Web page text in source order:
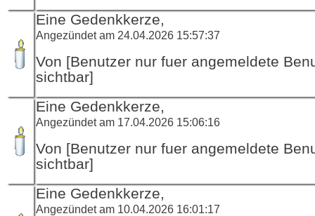
Eine Gedenkkerze,
Angezündet am 24.04.2026 15:57:37
Von [Benutzer nur fuer angemeldete
sichtbar]
Eine Gedenkkerze,
Angezündet am 17.04.2026 15:06:16
Von [Benutzer nur fuer angemeldete
sichtbar]
Eine Gedenkkerze,
Angezündet am 10.04.2026 16:01:17